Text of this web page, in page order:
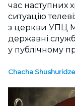
час наступних
ситуацію
з церкви УПЦ
державні
у публічному
Chacha Shushuridze